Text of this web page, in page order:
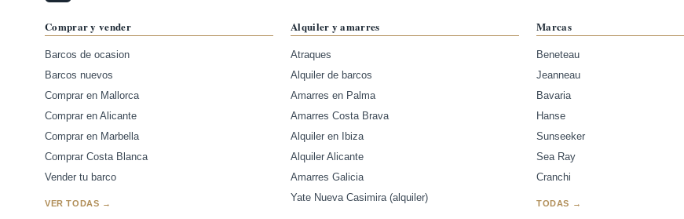
Comprar y vender
Barcos de ocasion
Barcos nuevos
Comprar en Mallorca
Comprar en Alicante
Comprar en Marbella
Comprar Costa Blanca
Vender tu barco
VER TODAS →
Alquiler y amarres
Atraques
Alquiler de barcos
Amarres en Palma
Amarres Costa Brava
Alquiler en Ibiza
Alquiler Alicante
Amarres Galicia
Yate Nueva Casimira (alquiler)
Marcas
Beneteau
Jeanneau
Bavaria
Hanse
Sunseeker
Sea Ray
Cranchi
TODAS →